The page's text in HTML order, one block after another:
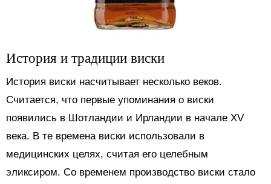
История и традиции виски
История виски насчитывает несколько веков.
Считается, что первые упоминания о виски
появились в Шотландии и Ирландии в начале XV
века. В те времена виски использовали в
медицинских целях, считая его целебным
эликсиром. Со временем производство виски стало